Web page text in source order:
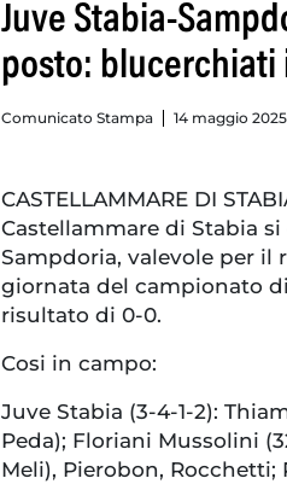
Juve Stabia-
posto: blucerchiati
Comunicato Stampa 14 maggio
CASTELLAMMARE DI
Castellammare di Stabia
Sampdoria, valevole per
giornata del campionato
risultato di 0-0.
Cosi in campo:
Juve Stabia (3-4-1-2):
Peda); Floriani Mussolini
Meli), Pierobon, Rocchetti;